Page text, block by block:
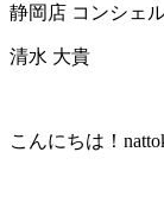
静岡店 コンシェ
清水 大貴
こんにちは！